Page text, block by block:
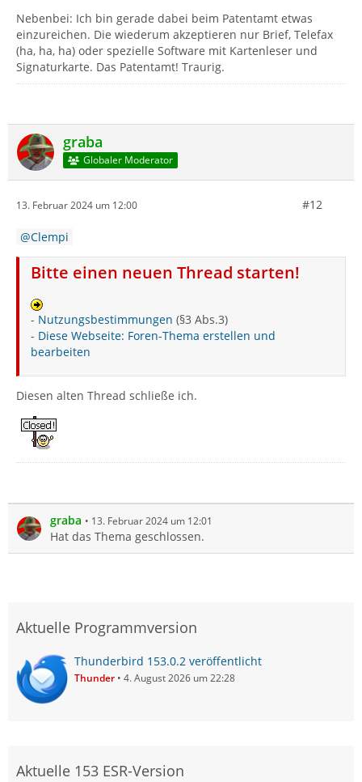
Nebenbei: Ich bin gerade dabei beim Patentamt etwas
einzureichen. Die wiederum akzeptieren nur Brief, Telefax
(ha, ha, ha) oder spezielle Software mit Kartenleser und
Signaturkarte. Das Patentamt! Traurig.
graba
Globaler Moderator
13. Februar 2024 um 12:00 #12
Clempi
Bitte einen neuen Thread starten!
- Nutzungsbestimmungen (§3 Abs.3)
- Diese Webseite: Foren-Thema erstellen und
bearbeiten
Diesen alten Thread schließe ich.
graba 13. Februar 2024 um 12:01
Hat das Thema geschlossen.
Aktuelle Programmversion
Thunderbird 153.0.2 veröffentlicht
Thunder 4. August 2026 um 22:28
Aktuelle 153 ESR-Version